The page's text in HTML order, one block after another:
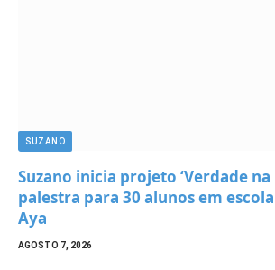
SUZANO
Suzano inicia projeto ‘Verdade na
palestra para 30 alunos em
Aya
AGOSTO 7, 2026